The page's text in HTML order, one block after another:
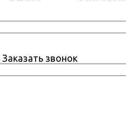
Заказать звонок